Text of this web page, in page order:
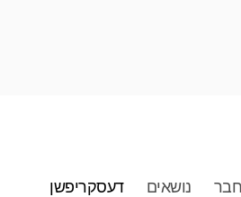
דעסקריפשן נושאים